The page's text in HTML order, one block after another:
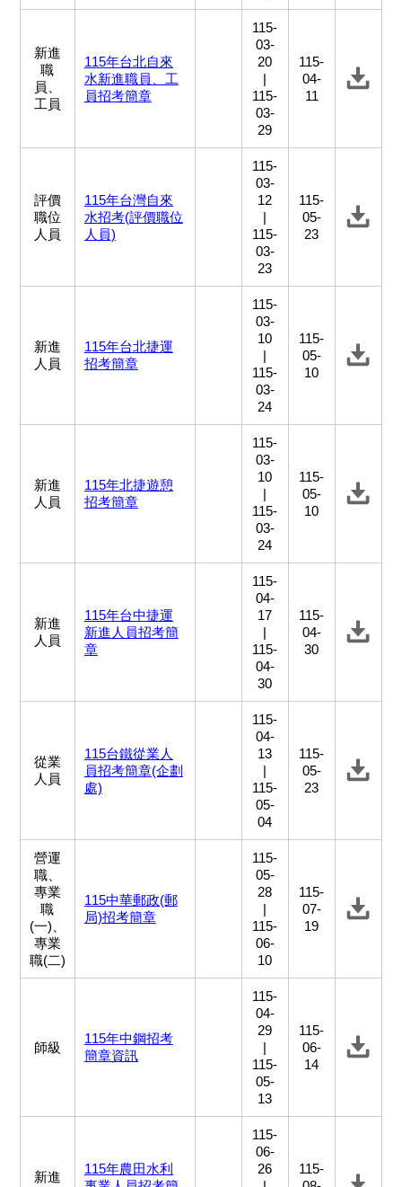
新進
職
員、
工員
115年台北自來
水新進職員、工
員招考簡章
115-
03-
20
|
115-
03-
29
115-
04-
11
評價
職位
人員
115年台灣自來
水招考(評價職位
人員)
115-
03-
12
|
115-
03-
23
115-
05-
23
新進
人員
115年台北捷運
招考簡章
115-
03-
10
|
115-
03-
24
115-
05-
10
新進
人員
115年北捷遊憩
招考簡章
115-
03-
10
|
115-
03-
24
115-
05-
10
新進
人員
115年台中捷運
新進人員招考簡
章
115-
04-
17
|
115-
04-
30
115-
04-
30
從業
人員
115台鐵從業人
員招考簡章(企劃
處)
115-
04-
13
|
115-
05-
04
115-
05-
23
營運
職、
專業
職
(一)、
專業
職(二)
115中華郵政(郵
局)招考簡章
115-
05-
28
|
115-
06-
10
115-
07-
19
師級
115年中鋼招考
簡章資訊
115-
04-
29
|
115-
05-
13
115-
06-
14
新進
115年農田水利
115-
06-
26
115-